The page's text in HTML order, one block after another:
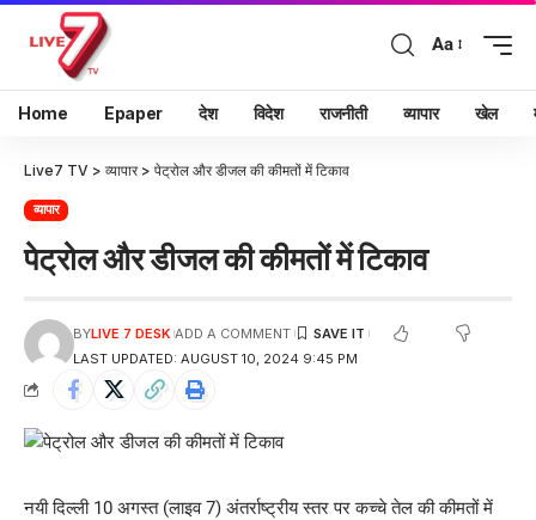
Aa
Home Epaper देश विदेश राजनीती व्यापार खेल
Live7 TV > व्यापार> पेट्रोल और डीजल की कीमतों में टिकाव
व्यापार
पेट्रोल और डीजल की कीमतों में टिकाव
LAST UPDATED: AUGUST 10, 2024 9:45 PM
BYLIVE 7 DESK ADD A COMMENT
नयी दिल्ली 10 अगस्त (लाइव 7) अंतर्राष्ट्रीय स्तर पर कच्चे तेल की कीमतों में